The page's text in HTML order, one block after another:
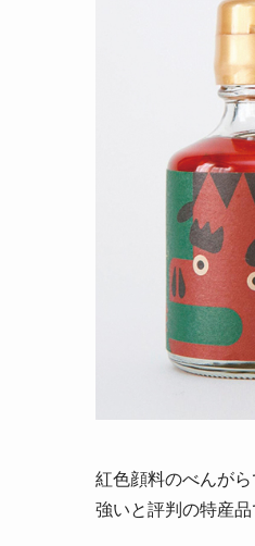
紅色顔料のべんが
強いと評判の特産